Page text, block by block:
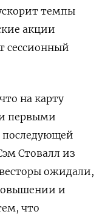
темпы
акции
сессионный
на карту
первыми
последующей
Стовалл из
ожидали,
и
что